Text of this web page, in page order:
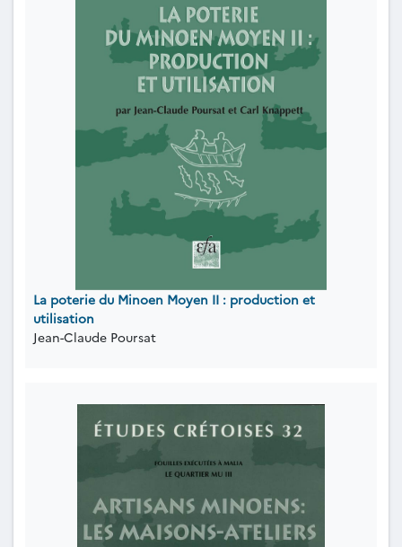
La poterie du Minoen Moyen II : production et
utilisation
Jean-Claude Poursat